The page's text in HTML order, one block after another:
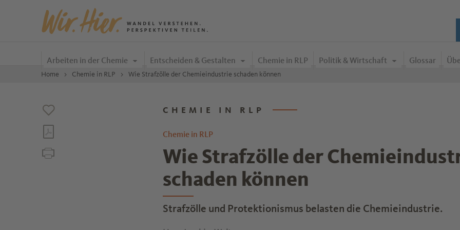
Zum Inhalt springen
Arbeiten in der Chemie Entscheiden & Gestalten Chemie in RLP Politik & Wirtschaft Glossar
Home Chemie in RLP Wie Strafzölle der Chemieindustrie schaden können
CHEMIE IN RLP
Chemie in RLP
Wie Strafzölle der
schaden können
Strafzölle und Protektionismus belasten die Chemieindustrie.